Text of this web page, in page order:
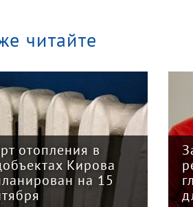
читайте
отопления в
Кирова
на 15